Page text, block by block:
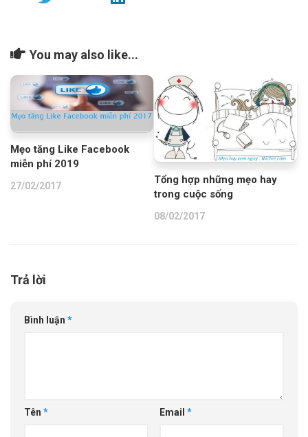
You may also like...
Mẹo tăng Like Facebook
miễn phí 2019
27/02/2017
Tổng hợp những mẹo hay
trong cuộc sống
08/02/2017
Trả lời
Bình luận *
Tên * Email *